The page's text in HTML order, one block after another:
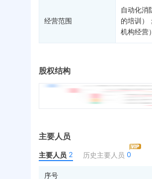
经营范围
自动化消
的培训）
机构经营
股权结构
主要人员
主要人员 2 历史主要人员 0
序号